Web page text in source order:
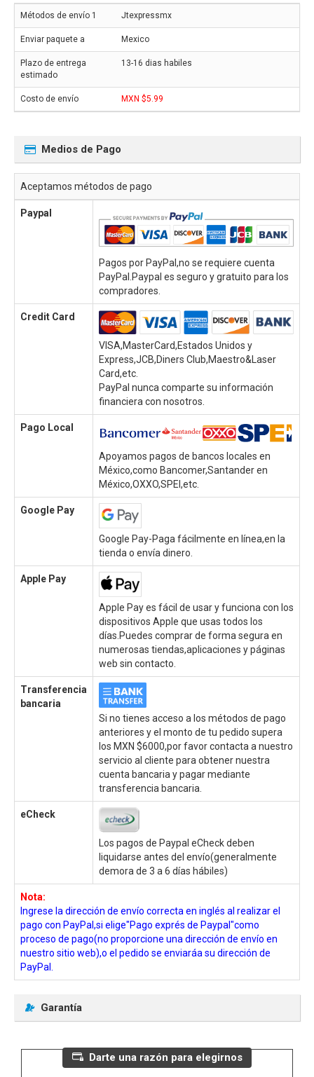
Jtexpressmx
Mexico
13-16 dias habiles
MXN $5.99
Medios de Pago
Aceptamos métodos de pago
Paypal
Pagos por PayPal,no se requiere cuenta
PayPal.Paypal es seguro y gratuito para los
compradores.
Credit Card
VISA,MasterCard,Estados Unidos y
Express,JCB,Diners Club,Maestro&Laser
Card,etc.
PayPal nunca comparte su información
financiera con nosotros.
Pago Local
Apoyamos pagos de bancos locales en
México,como Bancomer,Santander en
México,OXXO,SPEI,etc.
Google Pay
Google Pay-Paga fácilmente en línea,en la
tienda o envía dinero.
Apple Pay
Apple Pay es fácil de usar y funciona con los
dispositivos Apple que usas todos los
días.Puedes comprar de forma segura en
numerosas tiendas,aplicaciones y páginas
web sin contacto.
Transferencia
bancaria
Si no tienes acceso a los métodos de pago
anteriores y el monto de tu pedido supera
los MXN $6000,por favor contacta a nuestro
servicio al cliente para obtener nuestra
cuenta bancaria y pagar mediante
transferencia bancaria.
eCheck
Los pagos de Paypal eCheck deben
liquidarse antes del envío(generalmente
demora de 3 a 6 días hábiles)
Nota:
Ingrese la dirección de envío correcta en inglés al realizar el
pago con PayPal,si elige"Pago exprés de Paypal"como
proceso de pago(no proporcione una dirección de envío en
nuestro sitio web),o el pedido se enviaráa su dirección de
PayPal.
Garantía
Darte una razón para elegirnos